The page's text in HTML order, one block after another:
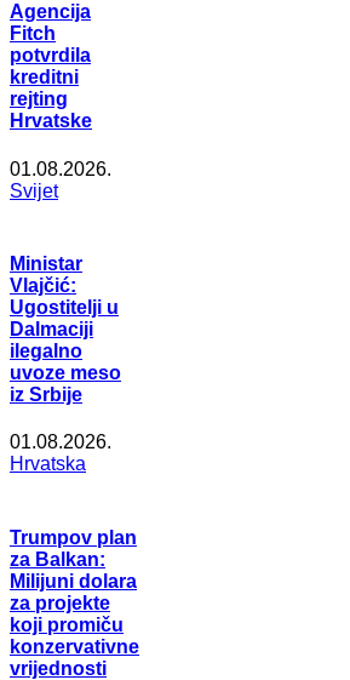
Agencija
Fitch
potvrdila
kreditni
rejting
Hrvatske
01.08.2026.
Svijet
Ministar
Vlajčić:
Ugostitelji u
Dalmaciji
ilegalno
uvoze meso
iz Srbije
01.08.2026.
Hrvatska
Trumpov plan
za Balkan:
Milijuni dolara
za projekte
koji promiču
konzervativne
vrijednosti